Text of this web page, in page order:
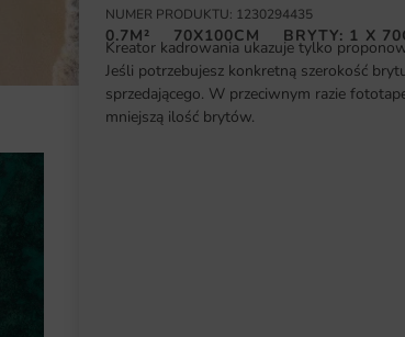
Morska Plaża
NUMER PRODUKTU: 1230294435
0.7M² 70X100CM BRYTY: 1 X
Kreator kadrowania ukazuje tylko
Jeśli potrzebujesz konkretną szerokość
sprzedającego. W przeciwnym razie
mniejszą ilość brytów.